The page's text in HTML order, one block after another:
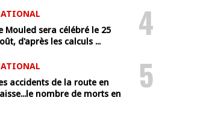
Mouled sera célébré le 25
d'après les calculs ...
4
accidents de la route en
nombre de morts en
5